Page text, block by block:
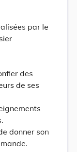
par le
des
de ses
donner son